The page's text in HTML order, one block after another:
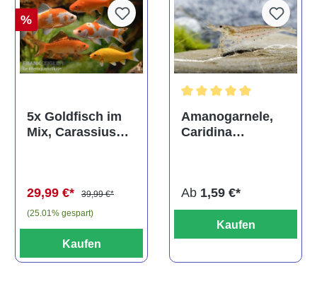
%
5x Goldfisch im
Mix, Carassius
29,99 €*
39,99 €*
(25.01% gespart)
Kaufen
Amanogarnele,
Caridina
Ab 1,59 €*
Kaufen